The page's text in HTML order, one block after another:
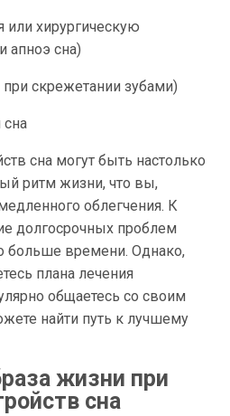
или хирургическую
апноэ сна)
скрежетании зубами)
сна могут быть настолько
ритм жизни, что вы,
облегчения. К
долгосрочных проблем
больше времени. Однако,
плана лечения
общаетесь со своим
найти путь к лучшему
жизни при
сна